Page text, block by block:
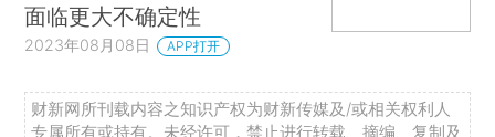
面临更大不确定性
2023年08月08日 APP打开
财新网所刊载内容之知识产权为财新传媒及/或相关权利人
专属所有或持有。未经许可，禁止进行转载、摘编、复制及